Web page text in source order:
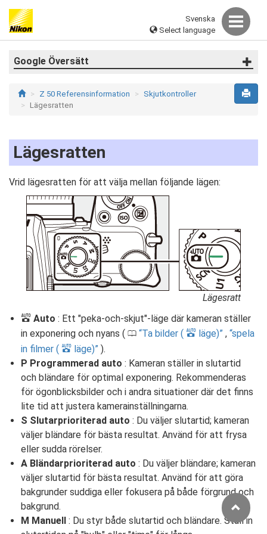
Svenska
Select language
Google Översätt
Z 50 Referensinformation
Skjutkontroller
Lägesratten
Lägesratten
Vrid lägesratten för att välja mellan följande lägen:
Lägesratt
b Auto : Ett "peka-och-skjut"-läge där kameran ställer
in exponering och nyans ( 0 Ta bilder ( b läge) , spela
in filmer ( b läge) ).
P Programmerad auto : Kameran ställer in slutartid
och bländare för optimal exponering. Rekommenderas
för ögonblicksbilder och i andra situationer där det finns
lite tid att justera kamerainställningarna.
S Slutarprioriterad auto : Du väljer slutartid; kameran
väljer bländare för bästa resultat. Använd för att frysa
eller sudda rörelser.
A Bländarprioriterad auto : Du väljer bländare; kameran
väljer slutartid för bästa resultat. Använd för att göra
bakgrunder suddiga eller fokusera på både förgrund och
bakgrund.
M Manuell : Du styr både slutartid och bländare. Ställ in